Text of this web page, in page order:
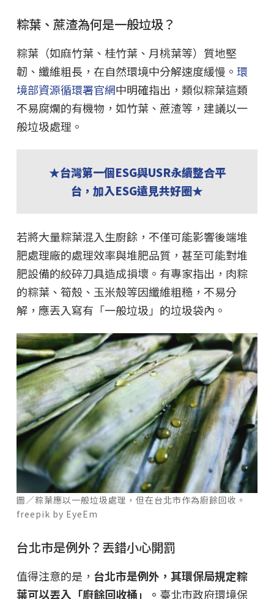
粽葉、蔗渣為何是一般垃圾？
粽葉（如麻竹葉、桂竹葉、月桃葉等）質地堅
韌、纖維粗長，在自然環境中分解速度緩慢。 環
境部資源循環署官網中明確指出，類似粽葉這類
不易腐爛的有機物，如竹葉、蔗渣等，建議以一
般垃圾處理。
★台灣第一個ESG與USR永續整合平
台，加入ESG遠見共好圈★
若將大量粽葉混入生廚餘，不僅可能影響後端堆
肥處理廠的處理效率與堆肥品質，甚至可能對堆
肥設備的絞碎刀具造成損壞。有專家指出，肉粽
的粽葉、筍殼、玉米殼等因纖維粗糙，不易分
解，應丟入寫有「一般垃圾」的垃圾袋內。
圖／粽葉應以一般垃圾處理，但在台北市作為廚餘回收。
freepik by EyeEm
台北市是例外？丟錯小心開罰
值得注意的是， 台北市是例外，其環保局規定粽
葉可以丟入「廚餘回收桶」。 臺北市政府環境保